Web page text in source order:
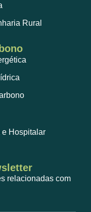
Rural
Hospitalar
relacionadas com